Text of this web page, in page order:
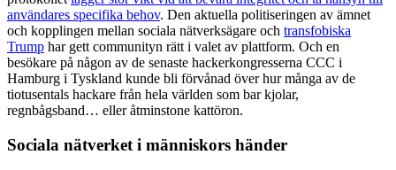
användares specifika behov. Den aktuella politiseringen av ämnet
och kopplingen mellan sociala nätverksägare och transfobiska
Trump har gett communityn rätt i valet av plattform. Och en
besökare på någon av de senaste hackerkongresserna CCC i
Hamburg i Tyskland kunde bli förvånad över hur många av de
tiotusentals hackare från hela världen som bar kjolar,
regnbågsband… eller åtminstone kattöron.
Sociala nätverket i människors händer